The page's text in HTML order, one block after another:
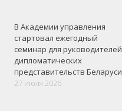
В Академии управления
стартовал ежегодный
семинар для руководителей
дипломатических
представительств Беларуси
27 июля 2026